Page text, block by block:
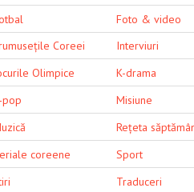
Foto & video
Coreei
Interviuri
Olimpice
K-drama
pop
Misiune
Rețeta
coreene
Sport
Traduceri